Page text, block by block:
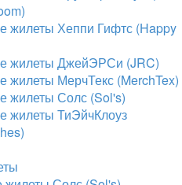
жилеты Хеппи Гифтс (Happy
жилеты ДжейЭРСи (JRC)
жилеты МерчТекс (MerchTex)
жилеты Солс (Sol's)
жилеты ТиЭйчКлоуз